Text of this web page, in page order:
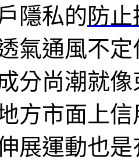
隱私的防
氣通風不
分尚潮就
方市面上
展運動也